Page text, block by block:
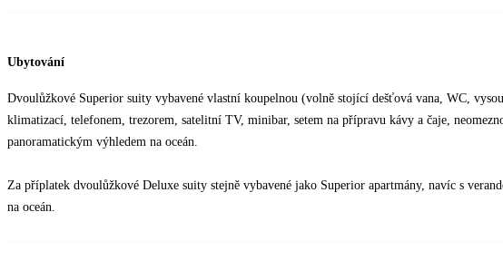
Ubytování
Dvoulůžkové Superior suity vybavené vlastní koupelnou (volně stojící dešťová vana, WC,
klimatizací, telefonem, trezorem, satelitní TV, minibar, setem na přípravu kávy a čaje,
panoramatickým výhledem na oceán.
Za příplatek dvoulůžkové Deluxe suity stejně vybavené jako Superior apartmány, navíc s
na oceán.